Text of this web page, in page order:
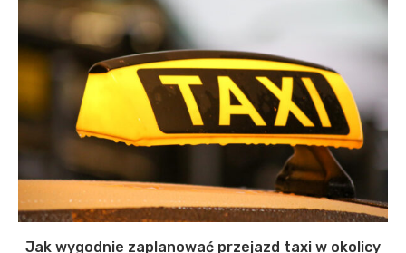
Jak wygodnie zaplanować przejazd taxi w okolicy